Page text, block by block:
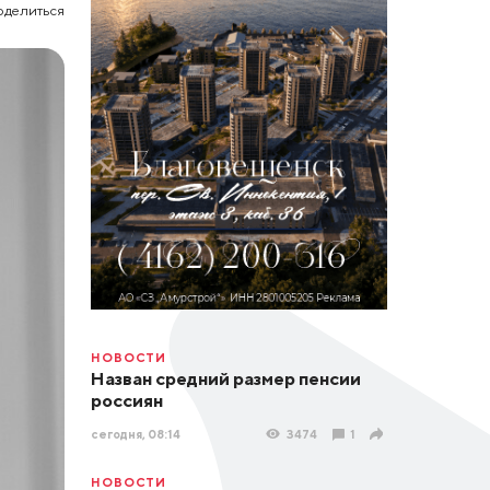
НОВОСТИ
Назван средний размер пенсии
россиян
сегодня, 08:14 3474 1
НОВОСТИ